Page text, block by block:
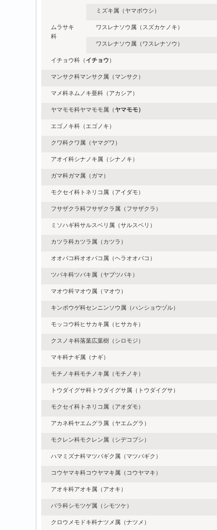
ミズキ属（ヤマボウシ）
ムラサキ
科
ワスレナソウ属（スズカケノキ）
ワスレナソウ属（ワスレナソウ）
イチョウ科（ イチョウ ）
マンサク科マンサク属（マンサク）
マメ科ネムノキ亜科（アカシア）
ヤマモモ科ヤマモモ属（ヤマモモ）
エゴノキ科（エゴノキ）
クワ科クワ属（ヤマグワ）
アオイ科シナノキ属（シナノキ）
ガマ科ガマ属（ガマ）
モクセイ科トネリコ属（アイダモ）
フサザクラ科フサザクラ属（フサザクラ）
ミソハギ科サルスベリ属（サルスベリ）
カツラ科カツラ属（カツラ）
オオバコ科オオバコ属（ヘラオオバコ）
ツバキ科ツバキ属（ヤブツバキ）
マオウ科マオウ属（マオウ）
キンポウゲ科センニンソウ属（ハンショウヅル）
モッコウ科ヒサカキ属（ヒサカキ）
クスノキ科落葉広葉樹（シロモジ）
マキ科ナギ属（ナギ）
モチノキ科モチノキ属（モチノキ）
トウダイグサ科トウダイグサ属（トウダイグサ）
モクセイ科トネリコ属（アオダモ）
アカネ科ヤエムグラ属（ヤエムグラ）
モクレン科モクレン属（シデコブシ）
ハマミズナ科マツバギク属（マツバギク）
コウヤマキ科コウヤマキ属（コウヤマキ）
アオキ科アオキ属（アオキ）
バラ科シモツゲ属（シモツケ）
クロウメモドキ科ナツメ属（ナツメ）